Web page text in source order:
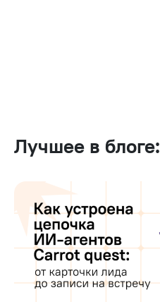
Лучшее в блоге: